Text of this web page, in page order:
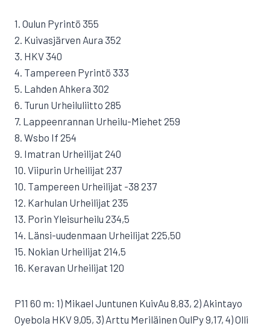
1. Oulun Pyrintö 355
2. Kuivasjärven Aura 352
3. HKV 340
4. Tampereen Pyrintö 333
5. Lahden Ahkera 302
6. Turun Urheiluliitto 285
7. Lappeenrannan Urheilu-Miehet 259
8. Wsbo If 254
9. Imatran Urheilijat 240
10. Viipurin Urheilijat 237
10. Tampereen Urheilijat -38 237
12. Karhulan Urheilijat 235
13. Porin Yleisurheilu 234,5
14. Länsi-uudenmaan Urheilijat 225,50
15. Nokian Urheilijat 214,5
16. Keravan Urheilijat 120
P11 60 m: 1) Mikael Juntunen KuivAu 8,83, 2) Akintayo
Oyebola HKV 9,05, 3) Arttu Meriläinen OulPy 9,17, 4) Olli